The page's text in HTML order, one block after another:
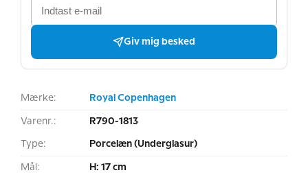
Giv mig besked
Mærke: Royal Copenhagen
Varenr.: R790-1813
Type: Porcelæn (Underglasur)
Mål: H: 17 cm